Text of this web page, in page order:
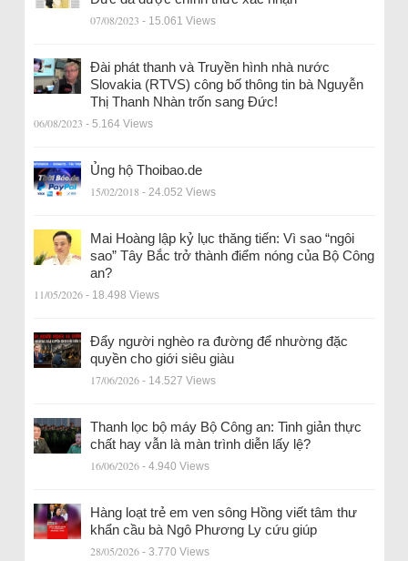
07/08/2023 - 15.061 Views
Đài phát thanh và Truyền hình nhà nước
Slovakia (RTVS) công bố thông tin bà Nguyễn
Thị Thanh Nhàn trốn sang Đức!
06/08/2023 - 5.164 Views
Ủng hộ Thoibao.de
15/02/2018 - 24.052 Views
Mai Hoàng lập kỷ lục thăng tiến: Vì sao “ngôi
sao” Tây Bắc trở thành điểm nóng của Bộ Công
an?
11/05/2026 - 18.498 Views
Đẩy người nghèo ra đường để nhường đặc
quyền cho giới siêu giàu
17/06/2026 - 14.527 Views
Thanh lọc bộ máy Bộ Công an: Tinh giản thực
chất hay vẫn là màn trình diễn lấy lệ?
16/06/2026 - 4.940 Views
Hàng loạt trẻ em ven sông Hồng viết tâm thư
khẩn cầu bà Ngô Phương Ly cứu giúp
28/05/2026 - 3.770 Views